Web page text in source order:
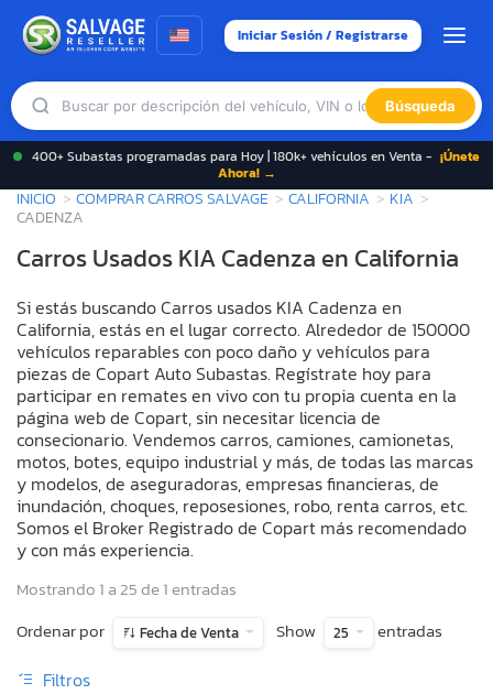
Iniciar Sesión / Registrarse
Búsqueda
400+ Subastas programadas para Hoy | 180k+ vehículos en Venta - ¡Únete
Ahora! →
INICIO COMPRAR CARROS SALVAGE CALIFORNIA
KIA
CADENZA
Carros Usados KIA Cadenza en California
Si estás buscando Carros usados KIA Cadenza en
California, estás en el lugar correcto. Alrededor de 150000
vehículos reparables con poco daño y vehículos para
piezas de Copart Auto Subastas. Regístrate hoy para
participar en remates en vivo con tu propia cuenta en la
página web de Copart, sin necesitar licencia de
consecionario. Vendemos carros, camiones, camionetas,
motos, botes, equipo industrial y más, de todas las marcas
y modelos, de aseguradoras, empresas financieras, de
inundación, choques, reposesiones, robo, renta carros, etc.
Somos el Broker Registrado de Copart más recomendado
y con más experiencia.
Mostrando 1 a 25 de 1 entradas
Ordenar por
Fecha de Venta Show 25 entradas
Filtros